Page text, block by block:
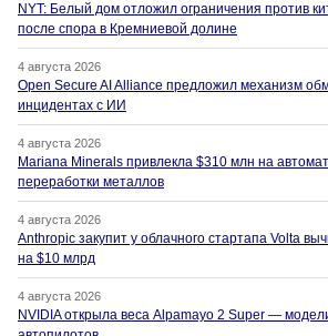
NYT: Белый дом отложил ограничения против
после спора в Кремниевой долине
4 августа 2026
Open Secure AI Alliance предложил механизм
инцидентах с ИИ
4 августа 2026
Mariana Minerals привлекла $310 млн на
переработки металлов
4 августа 2026
Anthropic закупит у облачного стартапа Volta
на $10 млрд
4 августа 2026
NVIDIA открыла веса Alpamayo 2 Super —